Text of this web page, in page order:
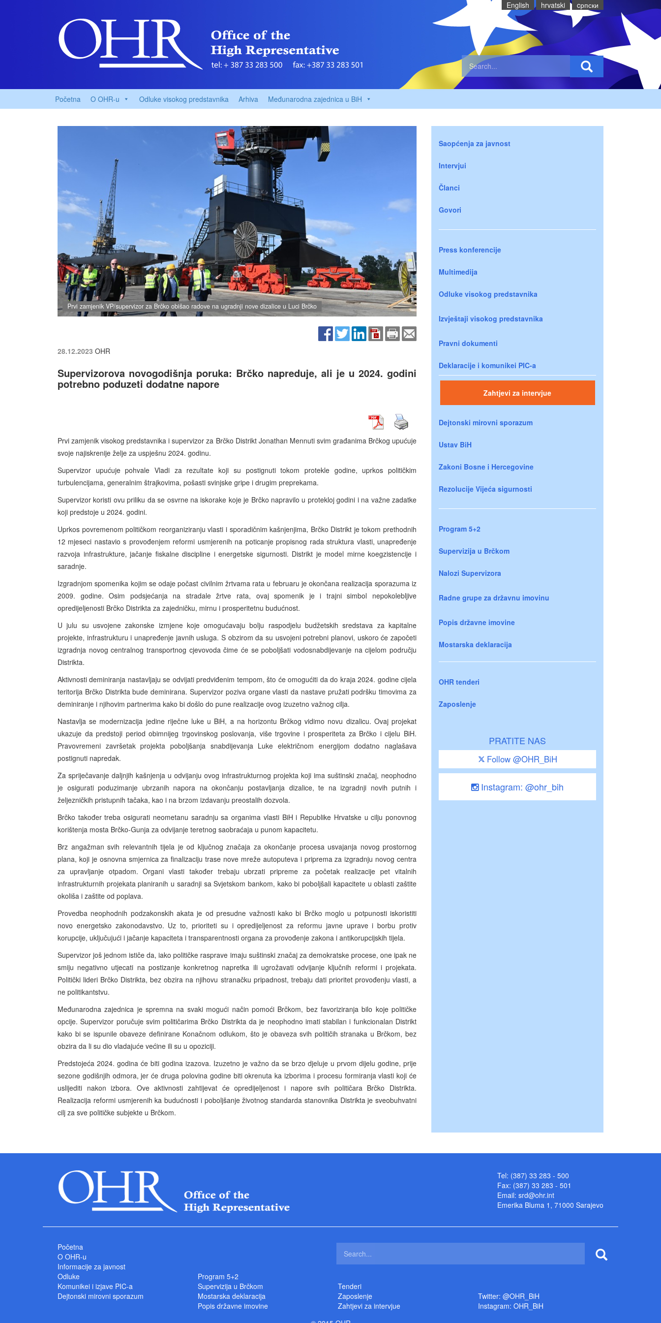
English hrvatski cрпски
Početna O OHR-u Odluke visokog predstavnika Arhiva Međunarodna zajednica u BiH
Prvi zamjenik VP/supervizor za Brčko obišao radove na ugradnji nove dizalice u Luci Brčko
28.12.2023 OHR
Supervizorova novogodišnja poruka: Brčko napreduje, ali je u 2024. godini
potrebno poduzeti dodatne napore
Prvi zamjenik visokog predstavnika i supervizor za Brčko Distrikt Jonathan Mennuti svim građanima Brčkog upućuje
svoje najiskrenije želje za uspješnu 2024. godinu.
Supervizor upućuje pohvale Vladi za rezultate koji su postignuti tokom protekle godine, uprkos političkim
turbulencijama, generalnim štrajkovima, pošasti svinjske gripe i drugim preprekama.
Supervizor koristi ovu priliku da se osvrne na iskorake koje je Brčko napravilo u protekloj godini i na važne zadatke
koji predstoje u 2024. godini.
Uprkos povremenom političkom reorganiziranju vlasti i sporadičnim kašnjenjima, Brčko Distrikt je tokom prethodnih
12 mjeseci nastavio s provođenjem reformi usmjerenih na poticanje propisnog rada struktura vlasti, unapređenje
razvoja infrastrukture, jačanje fiskalne discipline i energetske sigurnosti. Distrikt je model mirne koegzistencije i
saradnje.
Izgradnjom spomenika kojim se odaje počast civilnim žrtvama rata u februaru je okončana realizacija sporazuma iz
2009. godine. Osim podsjećanja na stradale žrtve rata, ovaj spomenik je i trajni simbol nepokolebljive
opredijeljenosti Brčko Distrikta za zajedničku, mirnu i prosperitetnu budućnost.
U julu su usvojene zakonske izmjene koje omogućavaju bolju raspodjelu budžetskih sredstava za kapitalne
projekte, infrastrukturu i unapređenje javnih usluga. S obzirom da su usvojeni potrebni planovi, uskoro će započeti
izgradnja novog centralnog transportnog cjevovoda čime će se poboljšati vodosnabdijevanje na cijelom području
Distrikta.
Aktivnosti deminiranja nastavljaju se odvijati predviđenim tempom, što će omogućiti da do kraja 2024. godine cijela
teritorija Brčko Distrikta bude deminirana. Supervizor poziva organe vlasti da nastave pružati podršku timovima za
deminiranje i njihovim partnerima kako bi došlo do pune realizacije ovog izuzetno važnog cilja.
Nastavlja se modernizacija jedine riječne luke u BiH, a na horizontu Brčkog vidimo novu dizalicu. Ovaj projekat
ukazuje da predstoji period obimnijeg trgovinskog poslovanja, više trgovine i prosperiteta za Brčko i cijelu BiH.
Pravovremeni završetak projekta poboljšanja snabdijevanja Luke električnom energijom dodatno naglašava
postignuti napredak.
Za spriječavanje daljnjih kašnjenja u odvijanju ovog infrastrukturnog projekta koji ima suštinski značaj, neophodno
je osigurati poduzimanje ubrzanih napora na okončanju postavljanja dizalice, te na izgradnji novih putnih i
željezničkih pristupnih tačaka, kao i na brzom izdavanju preostalih dozvola.
Brčko također treba osigurati neometanu saradnju sa organima vlasti BiH i Republike Hrvatske u cilju ponovnog
korištenja mosta Brčko-Gunja za odvijanje teretnog saobraćaja u punom kapacitetu.
Brz angažman svih relevantnih tijela je od ključnog značaja za okončanje procesa usvajanja novog prostornog
plana, koji je osnovna smjernicaza finalizaciju trase nove mreže autoputeva i priprema za izgradnju novog centra
za upravljanje otpadom. Organi vlasti također trebaju ubrzati pripreme za početak realizacije pet vitalnih
infrastrukturnih projekata planiranih u saradnji sa Svjetskom bankom, kako bi poboljšali kapacitete u oblasti zaštite
okoliša i zaštite od poplava.
Provedba neophodnih podzakonskih akata je od presudne važnosti kako bi Brčko moglo u potpunosti iskoristiti
novo energetsko zakonodavstvo. Uz to, prioriteti su i opredijeljenost za reformu javne uprave i borbu protiv
korupcije, uključujući i jačanje kapaciteta i transparentnosti organa za provođenje zakona i antikorupcijskih tijela.
Supervizor još jednom ističe da, iako političke rasprave imaju suštinski značaj za demokratske procese, one ipak ne
smiju negativno utjecati na postizanje konkretnog napretka ili ugrožavati odvijanje ključnih reformi i projekata.
Politički lideri Brčko Distrikta, bez obzira na njihovu stranačku pripadnost, trebaju dati prioritet provođenju vlasti, a
ne politikantstvu.
Međunarodna zajednica je spremna na svaki mogući način pomoći Brčkom, bez favoriziranja bilo koje političke
opcije.Supervizor poručuje svim političarima Brčko Distrikta da je neophodno imati stabilan i funkcionalan Distrikt
kako bi se ispunile obaveze definirane Konačnom odlukom, što je obaveza svih političih stranaka u Brčkom, bez
obzira da li su dio vladajuće većine ili su u opoziciji.
Predstojeća 2024. godina će biti godina izazova. Izuzetno je važno da se brzo djeluje u prvom dijelu godine, prije
sezone godišnjih odmora, jer će druga polovina godine biti okrenuta ka izborima i procesu formiranja vlasti koji će
uslijediti nakon izbora. Ove aktivnosti zahtijevat će opredijeljenost i napore svih političara Brčko Distrikta.
Realizacija reformi usmjerenih ka budućnosti i poboljšanje životnog standarda stanovnika Distrikta je sveobuhvatni
cilj za sve političke subjekte u Brčkom.
Saopćenja za javnost
Intervjui
Članci
Govori
Press konferencije
Multimedija
Odluke visokog predstavnika
Izvještaji visokog predstavnika
Pravni dokumenti
Deklaracije i komunikei PIC-a
Zahtjevi za intervjue
Dejtonski mirovni sporazum
Ustav BiH
Zakoni Bosne i Hercegovine
Rezolucije Vijeća sigurnosti
Program 5+2
Supervizija u Brčkom
Nalozi Supervizora
Radne grupe za državnu imovinu
Popis državne imovine
Mostarska deklaracija
OHR tenderi
Zaposlenje
PRATITE NAS
Follow @OHR_BiH
Instagram: @ohr_bih
Tel: (387) 33 283 - 500
Fax: (387) 33 283 - 501
Email: srd@ohr.int
Emerika Bluma 1, 71000 Sarajevo
Početna
O OHR-u
Informacije za javnost
Odluke
Komunikei i izjave PIC-a
Dejtonski mirovni sporazum
Program 5+2
Supervizija u Brčkom
Mostarska deklaracija
Popis državne imovine
Tenderi
Zaposlenje
Zahtjevi za intervjue
Twitter: @OHR_BiH
Instagram: OHR_BiH